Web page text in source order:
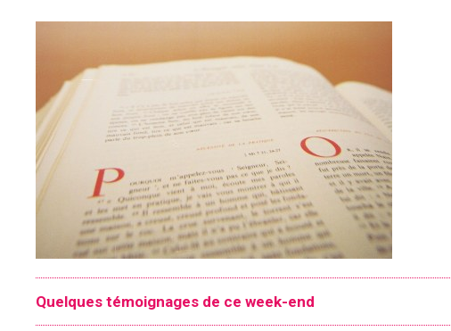
Quelques témoignages de ce week-end